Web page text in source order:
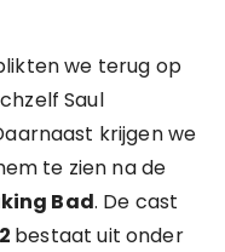
we terug op
Saul
krijgen we
te zien na de
Bad. De cast
bestaat uit onder